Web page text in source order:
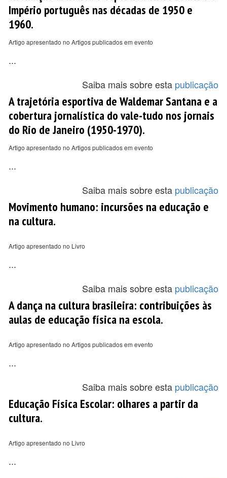
Império português nas décadas de 1950 e
1960.
Artigo apresentado no Artigos publicados em evento
...
Saiba mais sobre esta publicação
A trajetória esportiva de Waldemar Santana e a
cobertura jornalística do vale-tudo nos jornais
do Rio de Janeiro (1950-1970).
Artigo apresentado no Artigos publicados em evento
...
Saiba mais sobre esta publicação
Movimento humano: incursões na educação e
na cultura.
Artigo apresentado no Livro
...
Saiba mais sobre esta publicação
A dança na cultura brasileira: contribuições às
aulas de educação física na escola.
Artigo apresentado no Artigos publicados em evento
...
Saiba mais sobre esta publicação
Educação Física Escolar: olhares a partir da
cultura.
Artigo apresentado no Livro
...